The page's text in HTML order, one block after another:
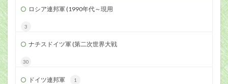
ロシア連邦軍 (1990年代～現用
3
ナチスドイツ軍 (第二次世界大戦
30
ドイツ連邦軍 1